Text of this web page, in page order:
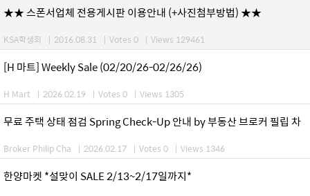
★★ 스폰서업체 전용게시판 이용안내 (+사진첨부방법) ★★
KSA학생회 | 2016.08.31 | Votes 0 | Views 129461
[H 마트] Weekly Sale (02/20/26-02/26/26)
H Mart | 2026.02.19 | Votes 0 | Views 1305
무료 주택 상태 점검 Spring Check-Up 안내 by 부동산 브로커 필립 차
Broker Philip Cha | 2026.02.17 | Votes 0 | Views 1346
한양마켓 *설맞이 SALE 2/13~2/17일까지*